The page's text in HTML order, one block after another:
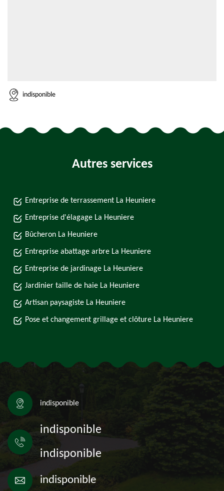
indisponible
Autres services
Entreprise de terrassement La Heuniere
Entreprise d'élagage La Heuniere
Bûcheron La Heuniere
Entreprise abattage arbre La Heuniere
Entreprise de jardinage La Heuniere
Jardinier taille de haie La Heuniere
Artisan paysagiste La Heuniere
Pose et changement grillage et clôture La Heuniere
indisponible
indisponible
indisponible
indisponible